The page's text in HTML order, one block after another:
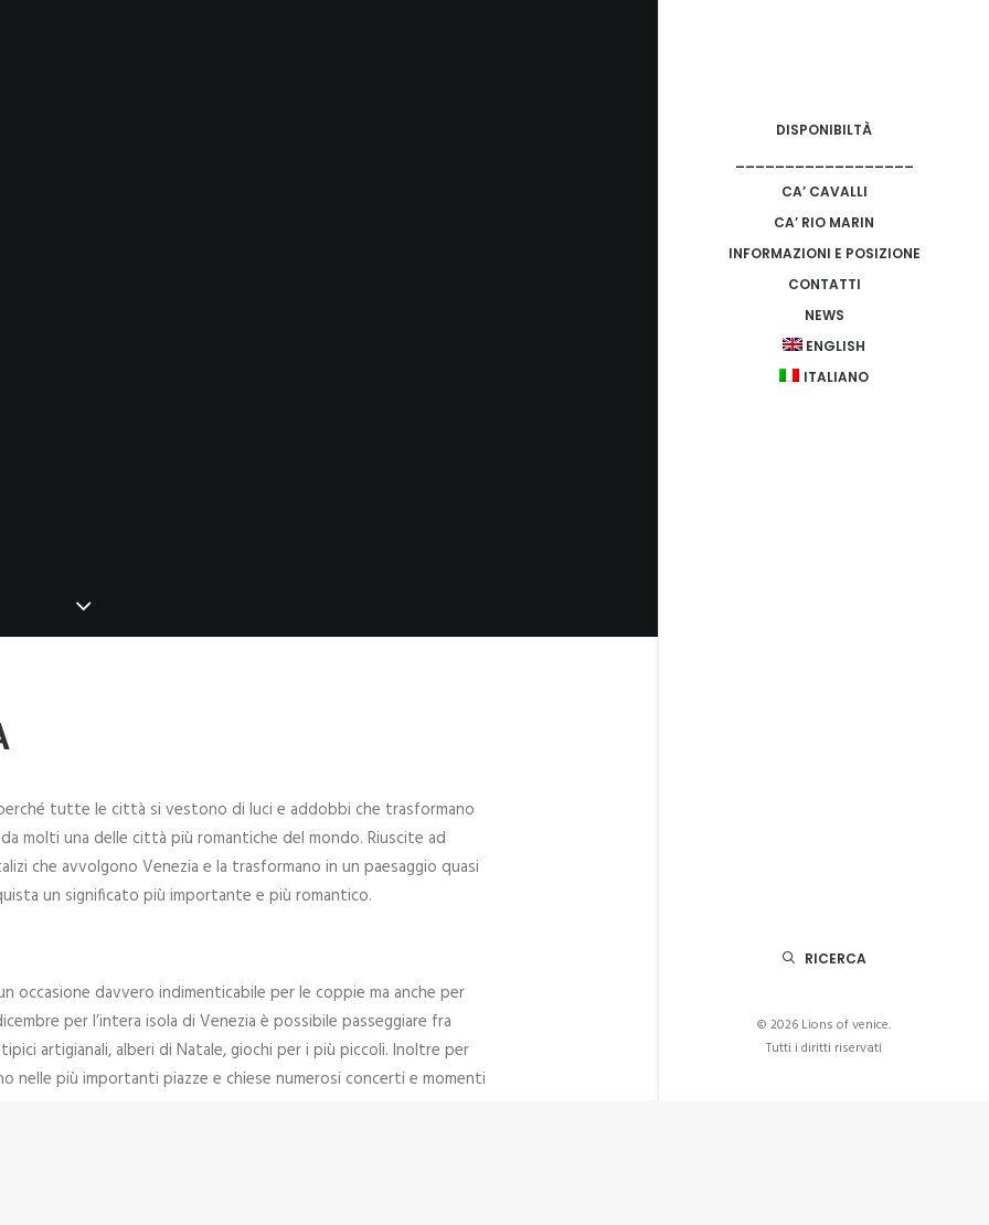
tutte le città si vestono di luci e addobbi che trasformano
molti una delle città più romantiche del mondo. Riuscite ad
che avvolgono Venezia e la trasformano in un paesaggio quasi
un significato più importante e più romantico.
occasione davvero indimenticabile per le coppie ma anche per
per l’intera isola di Venezia è possibile passeggiare fra
artigianali, alberi di Natale, giochi per i più piccoli. Inoltre per
nelle più importanti piazze e chiese numerosi concerti e momenti
DISPONIBILTÀ
CA’ CAVALLI
CA’ RIO MARIN
INFORMAZIONI E POSIZIONE
CONTATTI
NEWS
ENGLISH
ITALIANO
RICERCA
© 2026 Lions of venice.
Tutti i diritti riservati